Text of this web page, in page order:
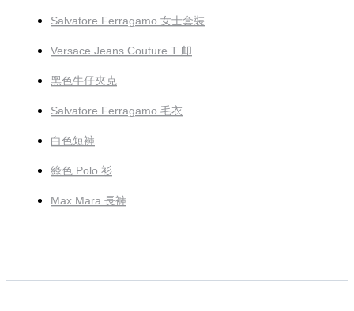
Salvatore Ferragamo 女士套裝
Versace Jeans Couture T 卹
黑色牛仔夾克
Salvatore Ferragamo 毛衣
白色短褲
綠色 Polo 衫
Max Mara 長褲